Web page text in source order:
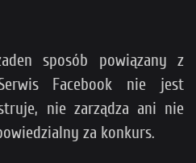
sposób powiązany z
Facebook nie jest
nie zarządza ani nie
za konkurs.